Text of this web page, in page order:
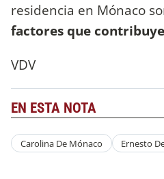
residencia en Mónaco
factores que
VDV
EN ESTA NOTA
Carolina De Mónaco Ernesto